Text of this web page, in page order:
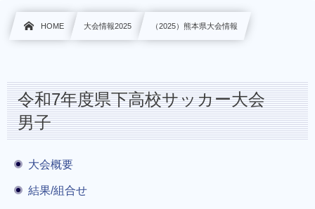
HOME 大会情報2025 （2025）熊本県大会情報
令和7年度県下高校サッカー大会
男子
大会概要
結果/組合せ